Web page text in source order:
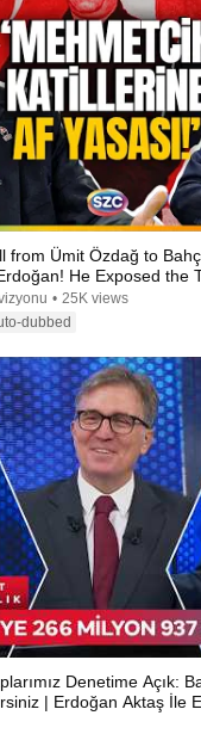
from Ümit Özdağ to
He Exposed the
• 25K views
dubbed
Denetime Açık:
| Erdoğan Aktaş İle